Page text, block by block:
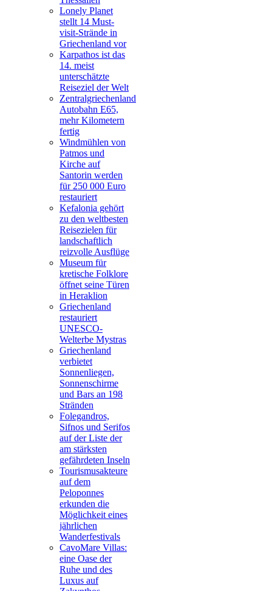
Lonely Planet
stellt 14 Must-
visit-Strände in
Griechenland vor
Karpathos ist das
14. meist
unterschätzte
Reiseziel der Welt
Zentralgriechenland
Autobahn E65,
mehr Kilometern
fertig
Windmühlen von
Patmos und
Kirche auf
Santorin werden
für 250 000 Euro
restauriert
Kefalonia gehört
zu den weltbesten
Reisezielen für
landschaftlich
reizvolle Ausflüge
Museum für
kretische Folklore
öffnet seine Türen
in Heraklion
Griechenland
restauriert
UNESCO-
Welterbe Mystras
Griechenland
verbietet
Sonnenliegen,
Sonnenschirme
und Bars an 198
Stränden
Folegandros,
Sifnos und Serifos
auf der Liste der
am stärksten
gefährdeten Inseln
Tourismusakteure
auf dem
Peloponnes
erkunden die
Möglichkeit eines
jährlichen
Wanderfestivals
CavoMare Villas:
eine Oase der
Ruhe und des
Luxus auf